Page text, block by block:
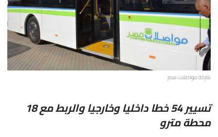
شركة مواصلات مصر
تسيير 54 خطا داخليا وخارجيا والربط مع 18
محطة مترو